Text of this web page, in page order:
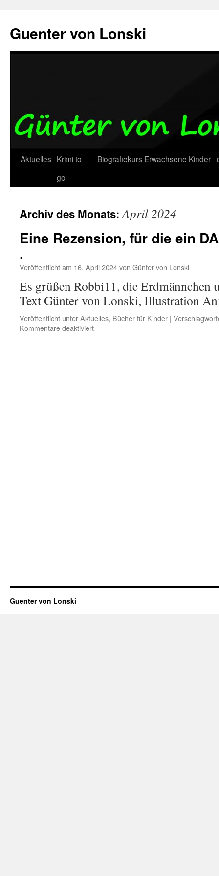
springen
Guenter von Lonski
Aktuelles Krimi to
go
Biografiekurs Erwachsene Kinder
Archiv des Monats:April 2024
Eine Rezension, für die ein
.
Veröffentlicht am 16. April 2024von Günter von Lonski
Es grüßen Robbi11, die
Text Günter von Lonski, Illustration
Veröffentlicht unterAktuelles, Bücher für Kinder |
Kommentare deaktiviertfür
Guenter von Lonski